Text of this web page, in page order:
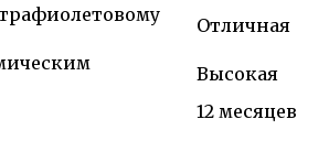
Отличная
Высокая
12 месяцев